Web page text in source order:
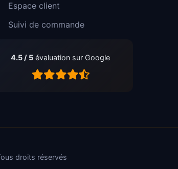
Espace client
Suivi de commande
4.5 / 5 évaluation sur Google
droits réservés